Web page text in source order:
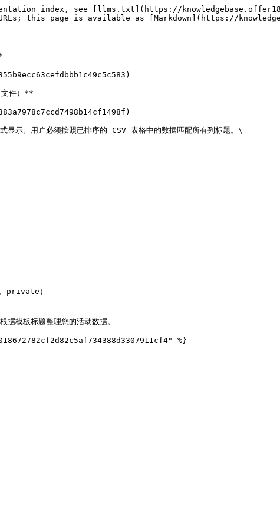
index, see [llms.txt](https://
this page is available as [Markdown](https://
件）**
显示。用户必须按照已排序的 CSV 表格中的数据匹配所有列标题。\
private）
据模板标题整理您的活动数据。